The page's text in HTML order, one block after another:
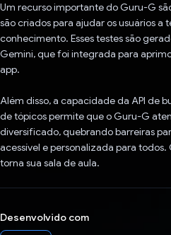
Um recurso importante do Guru-G
são criados para ajudar os usuários a
conhecimento. Esses testes são
Gemini, que foi integrada para
app.
Além disso, a capacidade da API de
de tópicos permite que o Guru-G
diversificado, quebrando barreiras
acessível e personalizada para
torna sua sala de aula.
Desenvolvido com